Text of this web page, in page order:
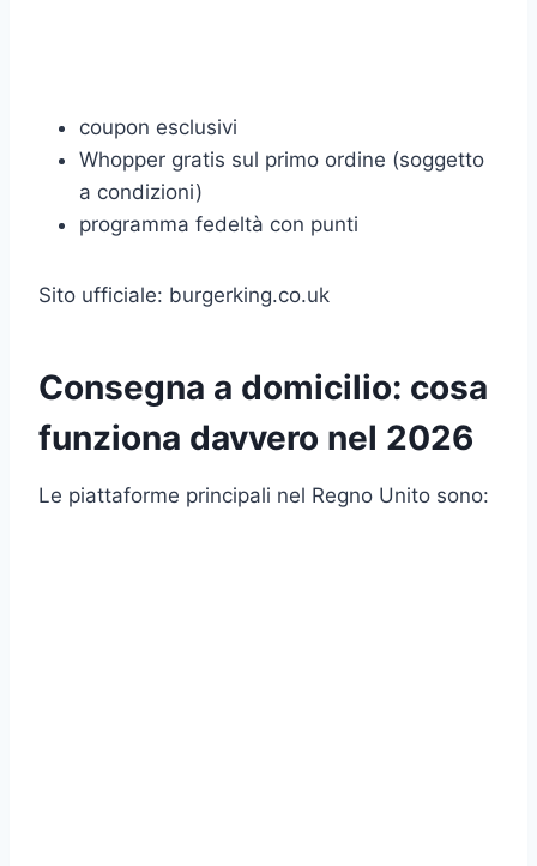
coupon esclusivi
Whopper gratis sul primo ordine (soggetto
a condizioni)
programma fedeltà con punti
Sito ufficiale: burgerking.co.uk
Consegna a domicilio: cosa
funziona davvero nel 2026
Le piattaforme principali nel Regno Unito sono: